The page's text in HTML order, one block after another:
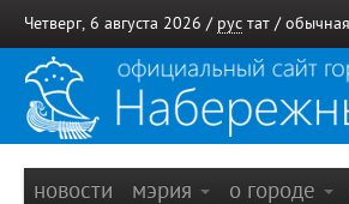
Четверг, 6 августа 2026 / рус тат /
новости мэрия о городе